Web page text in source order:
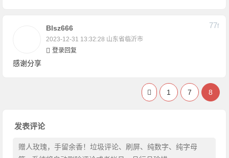
Blsz666
2023-12-31 13:32:28 山东省临沂市
77F
登录回复
感谢分享
1 7 8
发表评论